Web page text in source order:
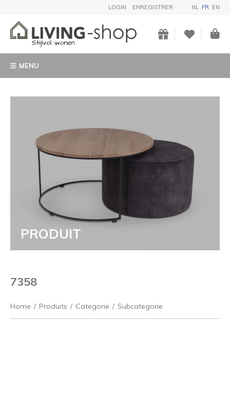
LOGIN ENREGISTRER NL FR EN
MENU
PRODUIT
7358
Home / Produits / Categorie / Subcategorie